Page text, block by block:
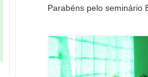
Parabéns pelo seminário